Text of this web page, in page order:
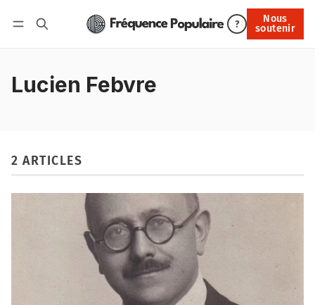
?
Nous
soutenir
Nous soutenir
Lucien Febvre
2 ARTICLES